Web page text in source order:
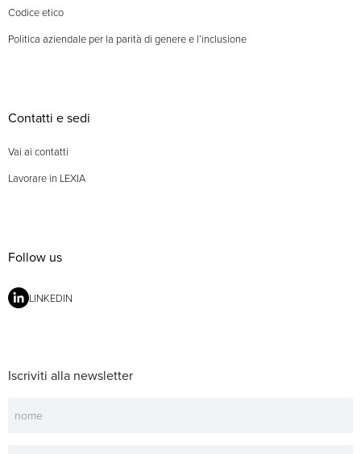
Codice etico
Politica aziendale per la parità di genere e l’inclusione
Contatti e sedi
Vai ai contatti
Lavorare in LEXIA
Follow us
LINKEDIN
Iscriviti alla newsletter